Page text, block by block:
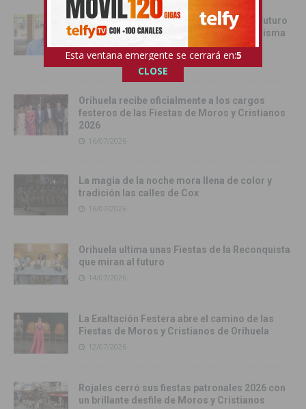
Juan Martínez Tomé: «Orihuela tiene un futuro
esplendoroso si todos remamos en la misma
dirección»
16/07/2026
Orihuela recibe oficialmente a los cargos
festeros de las Fiestas de Moros y Cristianos
2026
16/07/2026
La magia de la noche mora llena de color y
tradición las calles de Cox
16/07/2026
Orihuela ultima unas Fiestas de la Reconquista
que miran al futuro
14/07/2026
La Exaltación Festera abre el camino de las
Fiestas de Moros y Cristianos de Orihuela
12/07/2026
Rojales cerró sus fiestas patronales 2026 con
un brillante desfile de Moros y Cristianos
Esta ventana emergente se cerrará en:4
CLOSE